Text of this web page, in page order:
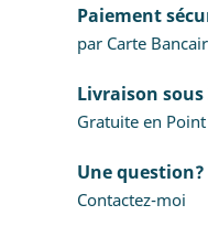
Paiement
par Carte
Livraison
Gratuite en
Une
Contactez-moi